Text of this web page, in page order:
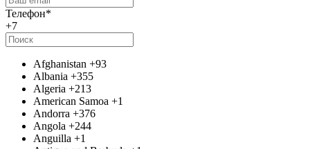
Телефон*
+7
Afghanistan +93
Albania +355
Algeria +213
American Samoa +1
Andorra +376
Angola +244
Anguilla +1